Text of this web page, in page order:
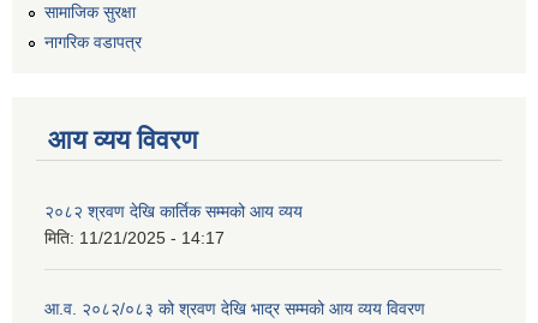
सामाजिक सुरक्षा
नागरिक वडापत्र
आय व्यय विवरण
२०८२ श्रवण देखि कार्तिक सम्मको आय व्यय
मिति: 11/21/2025 - 14:17
आ.व. २०८२/०८३ को श्रवण देखि भाद्र सम्मको आय व्यय विवरण